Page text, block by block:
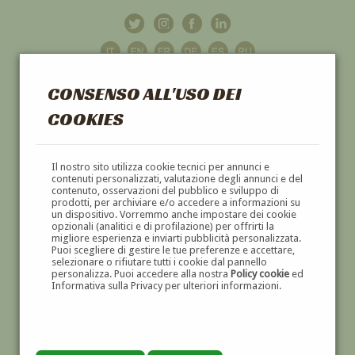
CONSENSO ALL'USO DEI
COOKIES
Il nostro sito utilizza cookie tecnici per annunci e
contenuti personalizzati, valutazione degli annunci e del
contenuto, osservazioni del pubblico e sviluppo di
prodotti, per archiviare e/o accedere a informazioni su
un dispositivo. Vorremmo anche impostare dei cookie
opzionali (analitici e di profilazione) per offrirti la
migliore esperienza e inviarti pubblicità personalizzata.
Puoi scegliere di gestire le tue preferenze e accettare,
selezionare o rifiutare tutti i cookie dal pannello
personalizza. Puoi accedere alla nostra Policy cookieed
Informativa sulla Privacy per ulteriori informazioni.
GALLERIAD'ARTE
DIPINTI E SCULTURE '800 E '900